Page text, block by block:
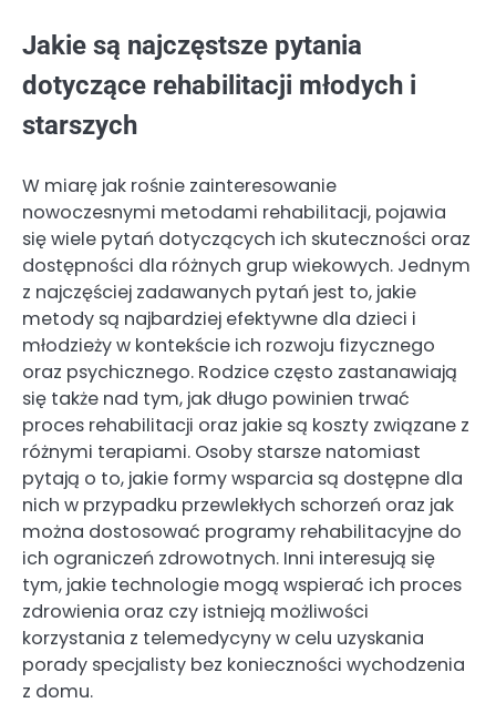
Jakie są najczęstsze pytania
dotyczące rehabilitacji młodych i
starszych
W miarę jak rośnie zainteresowanie
nowoczesnymi metodami rehabilitacji, pojawia
się wiele pytań dotyczących ich skuteczności oraz
dostępności dla różnych grup wiekowych. Jednym
z najczęściej zadawanych pytań jest to, jakie
metody są najbardziej efektywne dla dzieci i
młodzieży w kontekście ich rozwoju fizycznego
oraz psychicznego. Rodzice często zastanawiają
się także nad tym, jak długo powinien trwać
proces rehabilitacji oraz jakie są koszty związane z
różnymi terapiami. Osoby starsze natomiast
pytają o to, jakie formy wsparcia są dostępne dla
nich w przypadku przewlekłych schorzeń oraz jak
można dostosować programy rehabilitacyjne do
ich ograniczeń zdrowotnych. Inni interesują się
tym, jakie technologie mogą wspierać ich proces
zdrowienia oraz czy istnieją możliwości
korzystania z telemedycyny w celu uzyskania
porady specjalisty bez konieczności wychodzenia
z domu.